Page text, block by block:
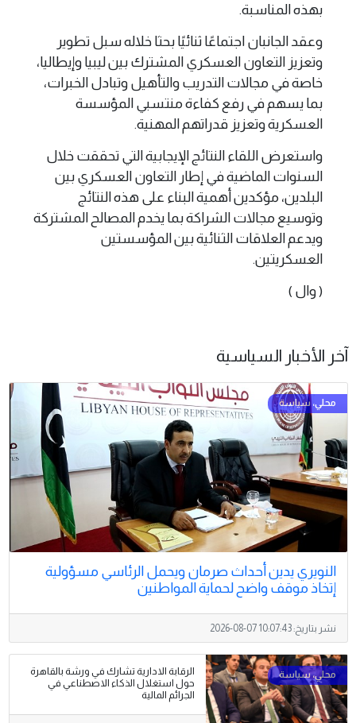
بهذه المناسبة.
وعقد الجانبان اجتماعًا ثنائيًا بحثا خلاله سبل تطوير
وتعزيز التعاون العسكري المشترك بين ليبيا وإيطاليا،
خاصة في مجالات التدريب والتأهيل وتبادل الخبرات،
بما يسهم في رفع كفاءة منتسبي المؤسسة
العسكرية وتعزيز قدراتهم المهنية.
واستعرض اللقاء النتائج الإيجابية التي تحققت خلال
السنوات الماضية في إطار التعاون العسكري بين
البلدين، مؤكدين أهمية البناء على هذه النتائج
وتوسيع مجالات الشراكة بما يخدم المصالح المشتركة
ويدعم العلاقات الثنائية بين المؤسستين
العسكريتين.
( وال )
آخر الأخبار السياسية
النويري يدين أحداث صرمان ويحمل الرئاسي مسؤولية
إتخاذ موقف واضح لحماية المواطنين
نشر بتاريخ:2026-08-07 10:07:43
الرقابة الادارية تشارك في ورشة بالقاهرة
حول استغلال الذكاء الاصطناعي في
الجرائم المالية